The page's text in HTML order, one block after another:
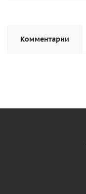
Комментарии